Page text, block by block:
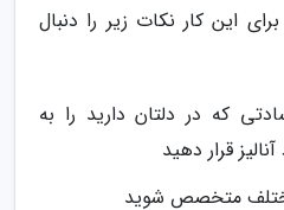
این کار نکات زیر را دنبال
که در دلتان دارید را به
قرار دهید
متخصص شوید